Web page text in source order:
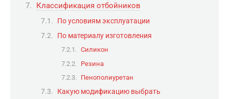
Классификация отбойников
По условиям эксплуатации
По материалу изготовления
Силикон
Резина
Пенополиуретан
Какую модификацию выбрать